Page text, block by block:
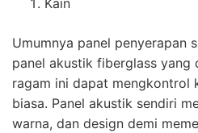
Kain
Umumnya panel penyerapan
panel akustik fiberglass yang
ragam ini dapat mengkontrol
biasa. Panel akustik sendiri
warna, dan design demi